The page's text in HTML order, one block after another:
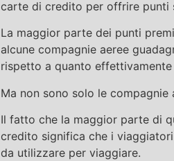
carte di credito per offrire punti
La maggior parte dei punti
alcune compagnie aeree
rispetto a quanto
Ma non sono solo le compagnie
Il fatto che la maggior parte di
credito significa che i
da utilizzare per viaggiare.